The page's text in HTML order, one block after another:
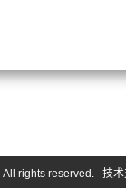
All rights reserved. 技术